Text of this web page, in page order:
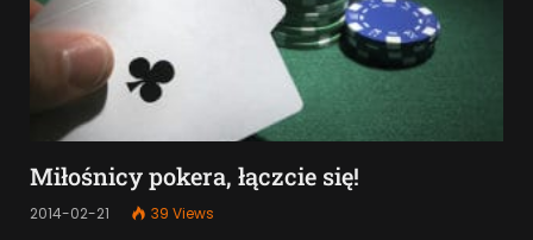
Miłośnicy pokera, łączcie się!
2014-02-21 39 Views